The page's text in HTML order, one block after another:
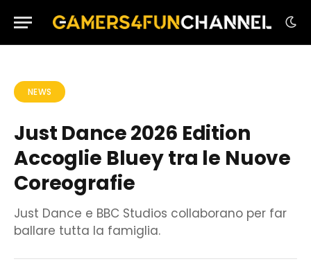
NEWS
Just Dance 2026 Edition
Accoglie Bluey tra le Nuove
Coreografie
Just Dance e BBC Studios collaborano per far
ballare tutta la famiglia.